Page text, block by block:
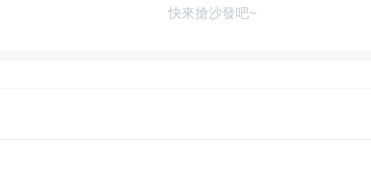
快來搶沙發吧~